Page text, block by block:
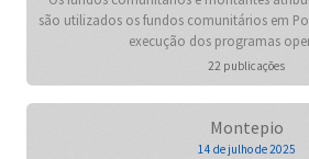
são utilizados os fundos comunitários em
execução dos programas
22 publicações
Montepio
14 de julho de 2025